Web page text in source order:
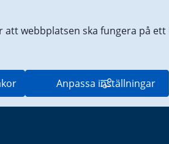
webbplatsen ska fungera på
Anpassa inställningar